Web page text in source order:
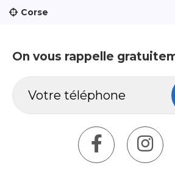
Corse
On vous rappelle